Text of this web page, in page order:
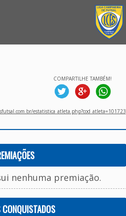
COMPARTILHE TAMBÉM!
estatistica_atleta.php?cod_atleta=101723
nenhuma premiação.